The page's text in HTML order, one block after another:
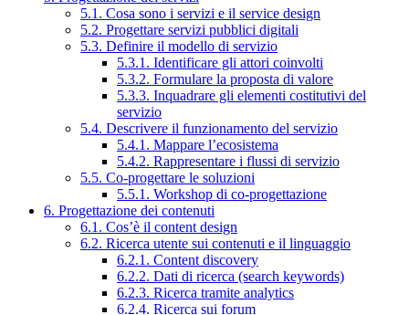
5.1. Cosa sono i servizi e il service design
5.2. Progettare servizi pubblici digitali
5.3. Definire il modello di servizio
5.3.1. Identificare gli attori coinvolti
5.3.2. Formulare la proposta di valore
5.3.3. Inquadrare gli elementi costitutivi del
servizio
5.4. Descrivere il funzionamento del servizio
5.4.1. Mappare l’ecosistema
5.4.2. Rappresentare i flussi di servizio
5.5. Co-progettare le soluzioni
5.5.1. Workshop di co-progettazione
6. Progettazione dei contenuti
6.1. Cos’è il content design
6.2. Ricerca utente sui contenuti e il linguaggio
6.2.1. Content discovery
6.2.2. Dati di ricerca (search keywords)
6.2.3. Ricerca tramite analytics
6.2.4. Ricerca sui forum